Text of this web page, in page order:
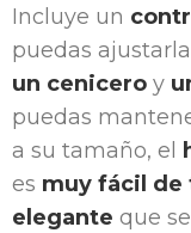
Incluye un
puedas
un cenicero y
puedas
a su tamaño, el
es muy fácil de
elegante que